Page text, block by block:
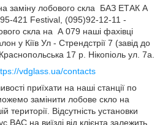
заміну лобового скла БАЗ ЕТАК А
421 Festival, (095)92-12-11 -
скла на А 079 наші фахівці
у Кіїв Ул - Стрендстрії 7 (завід до
17 р. Нікопіоль ул. 7а.
vdglass.ua/contacts
приїхати на наші станції по
замінити лобове скло на
території. Відсутність установки
BAC на виїзді від клієнта залежить